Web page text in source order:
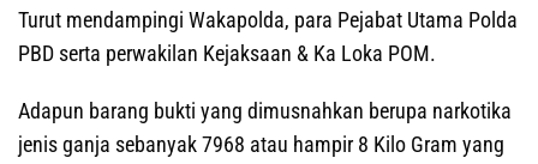
Turut mendampingi Wakapolda, para Pejabat Utama Polda
PBD serta perwakilan Kejaksaan & Ka Loka POM.
Adapun barang bukti yang dimusnahkan berupa narkotika
jenis ganja sebanyak 7968 atau hampir 8 Kilo Gram yang